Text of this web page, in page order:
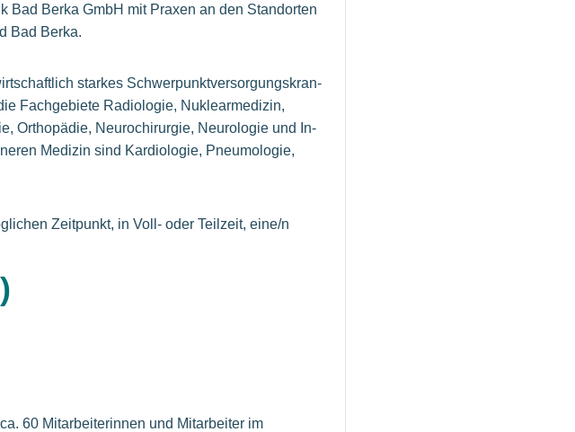
Bad Berka GmbH mit Pra­xen an den Stand­or­ten
Bad Berka.
star­kes Schwer­punkt­ver­sor­gungs­kran­
Fach­ge­bie­te Ra­dio­lo­gie, Nuk­le­ar­me­di­zin,
Ort­ho­pä­die, Neu­ro­chi­rur­gie, Neu­ro­lo­gie und In­
Me­di­zin sind Kar­di­o­lo­gie, Pneumologie,
Zeitpunkt, in Voll- oder Teilzeit, eine/n
60 Mitarbeiterinnen und Mitarbeiter im